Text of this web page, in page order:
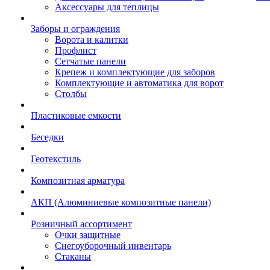
Аксессуары для теплицы
Заборы и ограждения
Ворота и калитки
Профлист
Сетчатые панели
Крепеж и комплектующие для заборов
Комплектующие и автоматика для ворот
Столбы
Пластиковые емкости
Беседки
Геотекстиль
Композитная арматура
АКП (Алюминиевые композитные панели)
Розничный ассортимент
Очки защитные
Снегоуборочный инвентарь
Стаканы